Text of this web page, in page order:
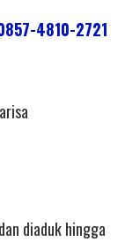
4810-2721
diaduk hingga